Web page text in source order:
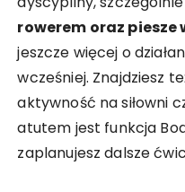
rowerem oraz piesze
jeszcze więcej o
wcześniej. Znajdziesz
aktywność na siłowni
atutem jest funkcja
zaplanujesz dalsze